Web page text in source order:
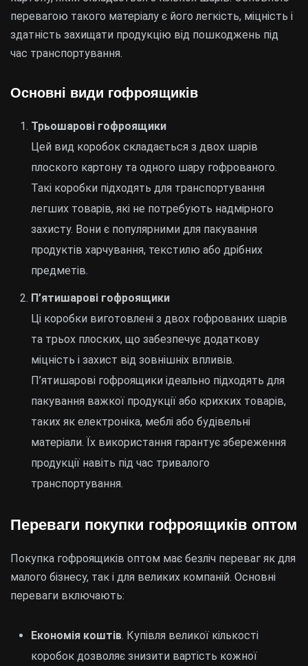
перевагою такого матеріалу є його легкість, міцність і
здатність захищати продукцію від пошкоджень під
час транспортування.
Основні види гофроящиків
Трьошарові гофроящики
Цей вид коробок складається з двох шарів
плоского картону та одного шару гофрованого.
Такі коробки підходять для транспортування
легших товарів, які не потребують надмірного
захисту. Вони є популярними для пакування
продуктів харчування, текстилю або дрібних
предметів.
П’ятишарові гофроящики
Ці коробки виготовлені з двох гофрованих шарів
та трьох плоских, що забезпечує додаткову
міцність і захист від зовнішніх впливів.
П’ятишарові гофроящики ідеально підходять для
пакування важкої продукції або крихких товарів,
таких як електроніка, меблі або будівельні
матеріали. Їх використання гарантує збереження
продукції навіть під час тривалого
транспортування.
Переваги покупки гофроящиків оптом
Покупка гофроящиків оптом має безліч переваг як для
малого бізнесу, так і для великих компаній. Основні
переваги включають:
Економія коштів. Купівля великої кількості
коробок дозволяє знизити вартість кожної